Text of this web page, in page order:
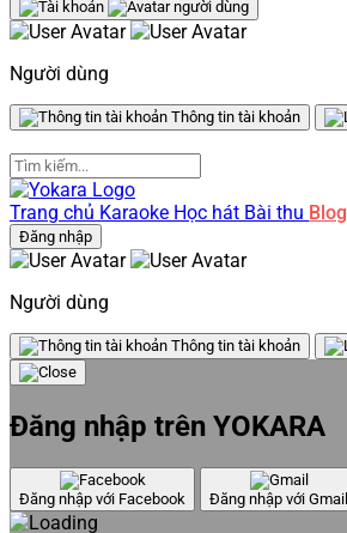
Người dùng
Thông tin tài khoản
Trang chủ Karaoke Học hát Bài thu Blog
Đăng nhập
Người dùng
Thông tin tài khoản
Đăng nhập trên YOKARA
Đăng nhập với Facebook Đăng nhập với Gmail